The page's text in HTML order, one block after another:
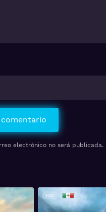
electrónico no será publicada.
HD